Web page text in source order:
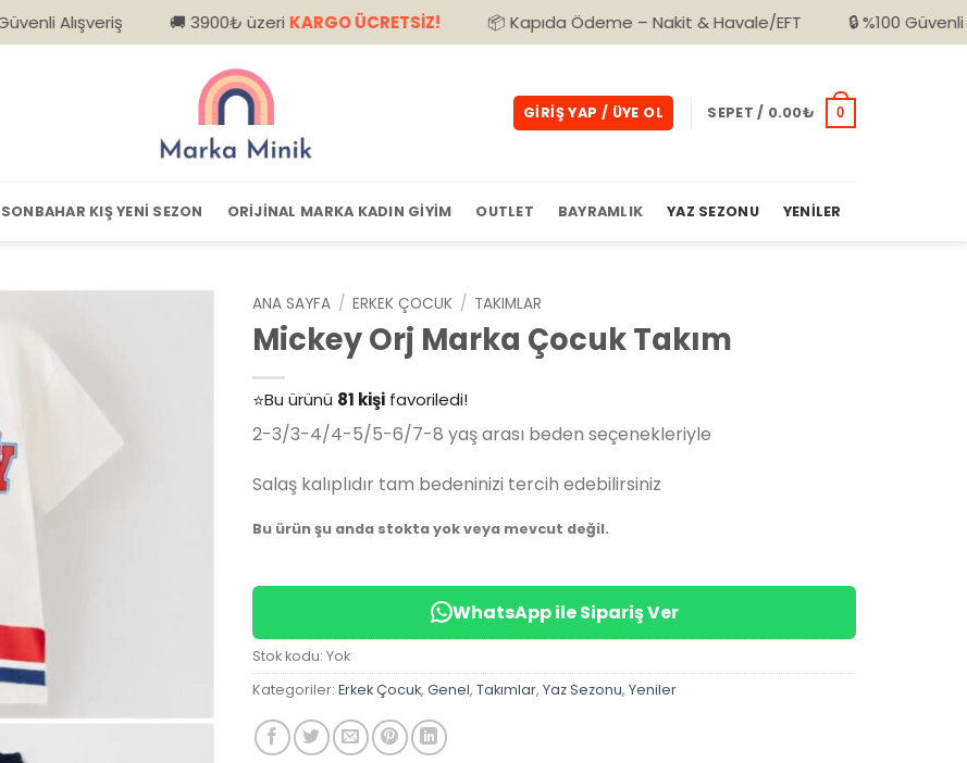
🚚 3900₺ üzeriKARGO ÜCRETSİZ! 📦 Kapıda Ödeme – Nakit & Havale/EFT 🔒 %100 Güvenli Alışveriş
GIRIŞ YAP / ÜYE OL SEPET / 0.00₺ 0
SONBAHAR KIŞ YENI SEZON ORIJINAL MARKA KADIN GIYIM OUTLET BAYRAMLIK YAZ SEZONU YENILER
ANA SAYFA / ERKEK ÇOCUK / TAKIMLAR
Mickey Orj Marka Çocuk Takım
👀Şu an
⭐️Bu ürünü 81 kişi favoriledi!
🛒39 kişi sepetine ekledi!
2-3/3-4/4-5/5-6/7-8 yaş arası beden seçenekleriyle
Salaş kalıplıdır tam bedeninizi tercih edebilirsiniz
Bu ürün şu anda stokta yok veya mevcut değil.
WhatsApp ile Sipariş Ver
Stok kodu: Yok
Kategoriler: Erkek Çocuk, Genel, Takımlar, Yaz Sezonu, Yeniler